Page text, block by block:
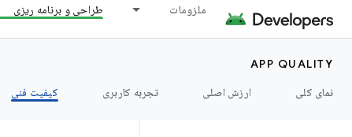
ملزومات طراحی و برنامه ریزی
APP QUALITY
نمای کلی
ارزش اصلی تجربه کاربری کیفیت فنی